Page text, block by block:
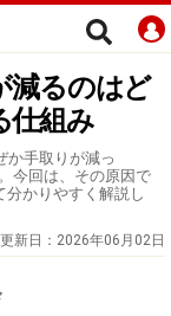
減るのはど
仕組み
か手取りが減っ
今回は、その原因で
かりやすく解説し
更新日： 2026年06月02日